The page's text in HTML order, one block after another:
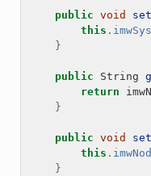
public void
this .
}
public String
return
}
public void
this .
}